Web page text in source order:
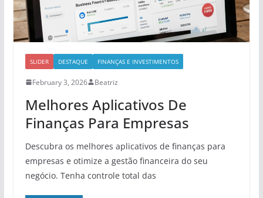
SLIDER DESTAQUE FINANÇAS E INVESTIMENTOS
February 3, 2026 Beatriz
Melhores Aplicativos De
Finanças Para Empresas
Descubra os melhores aplicativos de finanças para
empresas e otimize a gestão financeira do seu
negócio. Tenha controle total das